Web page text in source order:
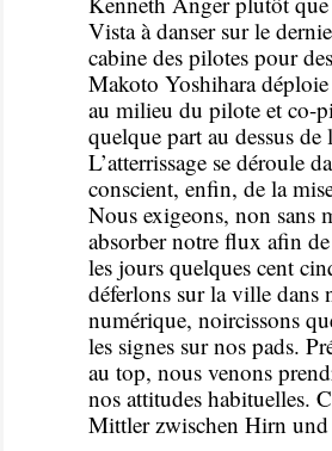
Vista à danser sur le
cabine des pilotes pour
Makoto Yoshihara
au milieu du pilote et co-
quelque part au dessus
L’atterrissage se déroule
conscient, enfin, de la
Nous exigeons, non sans
absorber notre flux afin
les jours quelques cent
déferlons sur la ville dans
numérique, noircissons
les signes sur nos pads.
au top, nous venons
nos attitudes habituelles.
Mittler zwischen Hirn und